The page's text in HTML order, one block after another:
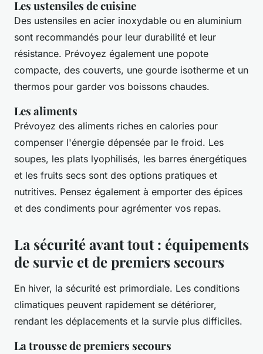
Les ustensiles de cuisine
Des ustensiles en acier inoxydable ou en aluminium
sont recommandés pour leur durabilité et leur
résistance. Prévoyez également une popote
compacte, des couverts, une gourde isotherme et un
thermos pour garder vos boissons chaudes.
Les aliments
Prévoyez des aliments riches en calories pour
compenser l'énergie dépensée par le froid. Les
soupes, les plats lyophilisés, les barres énergétiques
et les fruits secs sont des options pratiques et
nutritives. Pensez également à emporter des épices
et des condiments pour agrémenter vos repas.
La sécurité avant tout : équipements
de survie et de premiers secours
En hiver, la sécurité est primordiale. Les conditions
climatiques peuvent rapidement se détériorer,
rendant les déplacements et la survie plus difficiles.
La trousse de premiers secours